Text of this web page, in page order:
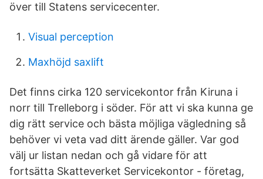
över till Statens servicecenter.
Visual perception
Maxhöjd saxlift
Det finns cirka 120 servicekontor från Kiruna i
norr till Trelleborg i söder. För att vi ska kunna ge
dig rätt service och bästa möjliga vägledning så
behöver vi veta vad ditt ärende gäller. Var god
välj ur listan nedan och gå vidare för att
fortsätta Skatteverket Servicekontor - företag,